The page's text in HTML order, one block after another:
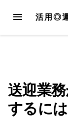
content
MENU 活用◎
送迎業
するには